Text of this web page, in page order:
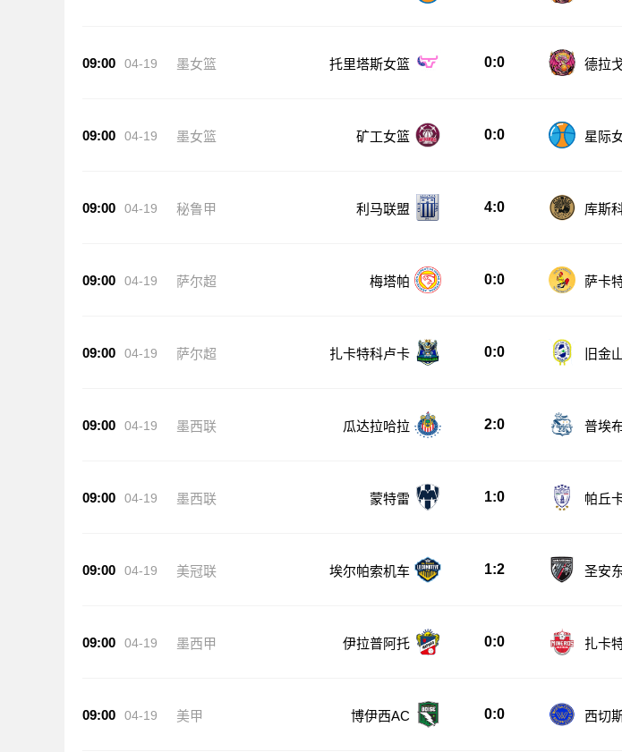
09:00 04-19 墨女篮 托里塔斯女篮 0:0 德拉
09:00 04-19 墨女篮 矿工女篮 0:0 星际
09:00 04-19 秘鲁甲 利马联盟 4:0 库斯
09:00 04-19 萨尔超 梅塔帕 0:0 萨卡
09:00 04-19 萨尔超 扎卡特科卢卡 0:0 旧金
09:00 04-19 墨西联 瓜达拉哈拉 2:0 普埃
09:00 04-19 墨西联 蒙特雷 1:0 帕丘
09:00 04-19 美冠联 埃尔帕索机车 1:2 圣安
09:00 04-19 墨西甲 伊拉普阿托 0:0 扎卡
09:00 04-19 美甲 博伊西AC 0:0 西切